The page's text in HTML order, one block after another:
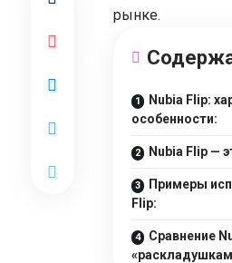
рынке.
Nubia Flip:
особенности:
Nubia Flip —
Примеры
Flip:
Сравнение